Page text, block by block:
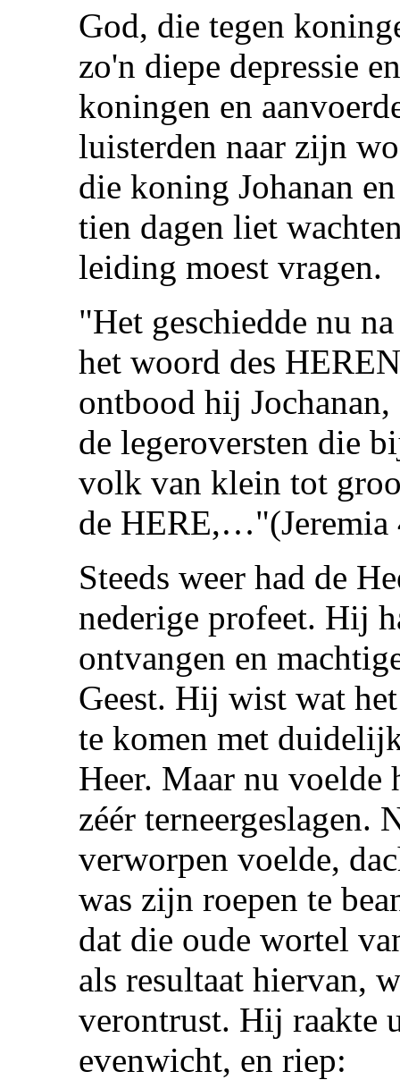
God, die tegen
zo'n diepe depressie
koningen en
luisterden naar zijn
die koning Johanan
tien dagen liet
leiding moest vragen.
"Het geschiedde nu
het woord des
ontbood hij
de legeroversten die
volk van klein tot
de HERE,…"(Jeremia
Steeds weer had de
nederige profeet. Hij
ontvangen en
Geest. Hij wist wat
te komen met
Heer. Maar nu voelde
zéér terneergeslagen.
verworpen voelde,
was zijn roepen te
dat die oude wortel
als resultaat hiervan,
verontrust. Hij raakte
evenwicht, en riep: